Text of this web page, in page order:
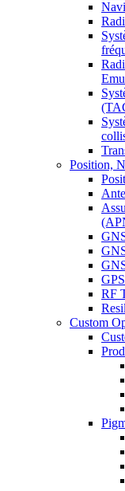
Position,
RF
Custom